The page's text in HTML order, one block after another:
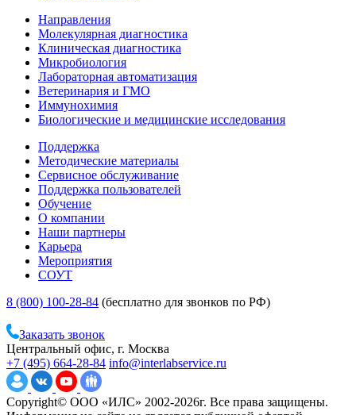
Направления
Молекулярная диагностика
Клиническая диагностика
Микробиология
Лабораторная автоматизация
Ветеринария и ГМО
Иммунохимия
Биологические и медицинские исследования
Поддержка
Методические материалы
Сервисное обслуживание
Поддержка пользователей
Обучение
О компании
Наши партнеры
Карьера
Мероприятия
СОУТ
8 (800) 100-28-84 (бесплатно для звонков по РФ)
Заказать звонок
Центральный офис, г. Москва
+7 (495) 664-28-84 info@interlabservice.ru
Copyright© ООО «ИЛС» 2002-2026г. Все права защищены.